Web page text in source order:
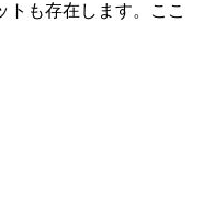
トも存在します。ここ